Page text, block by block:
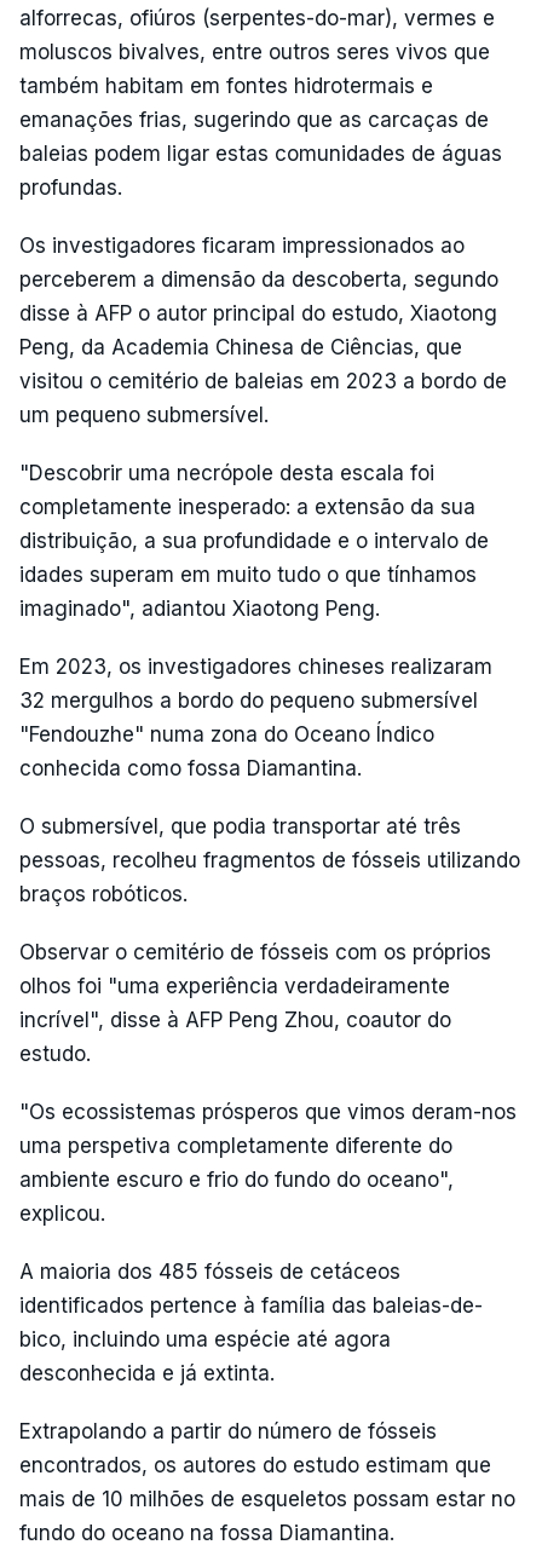
alforrecas, ofiúros (serpentes-do-mar), vermes e
moluscos bivalves, entre outros seres vivos que
também habitam em fontes hidrotermais e
emanações frias, sugerindo que as carcaças de
baleias podem ligar estas comunidades de águas
profundas.
Os investigadores ficaram impressionados ao
perceberem a dimensão da descoberta, segundo
disse à AFP o autor principal do estudo, Xiaotong
Peng, da Academia Chinesa de Ciências, que
visitou o cemitério de baleias em 2023 a bordo de
um pequeno submersível.
"Descobrir uma necrópole desta escala foi
completamente inesperado: a extensão da sua
distribuição, a sua profundidade e o intervalo de
idades superam em muito tudo o que tínhamos
imaginado", adiantou Xiaotong Peng.
Em 2023, os investigadores chineses realizaram
32 mergulhos a bordo do pequeno submersível
"Fendouzhe" numa zona do Oceano Índico
conhecida como fossa Diamantina.
O submersível, que podia transportar até três
pessoas, recolheu fragmentos de fósseis utilizando
braços robóticos.
Observar o cemitério de fósseis com os próprios
olhos foi "uma experiência verdadeiramente
incrível", disse à AFP Peng Zhou, coautor do
estudo.
"Os ecossistemas prósperos que vimos deram-nos
uma perspetiva completamente diferente do
ambiente escuro e frio do fundo do oceano",
explicou.
A maioria dos 485 fósseis de cetáceos
identificados pertence à família das baleias-de-
bico, incluindo uma espécie até agora
desconhecida e já extinta.
Extrapolando a partir do número de fósseis
encontrados, os autores do estudo estimam que
mais de 10 milhões de esqueletos possam estar no
fundo do oceano na fossa Diamantina.